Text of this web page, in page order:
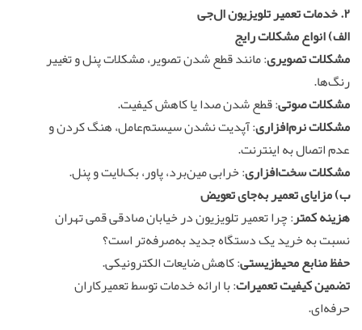
۲. خدمات تعمیر تلویزیون ال‌جی
الف) انواع مشکلات رایج
مشکلات تصویری: مانند قطع شدن تصویر، مشکلات پنل و تغییر
رنگ‌ها.
مشکلات صوتی: قطع شدن صدا یا کاهش کیفیت.
مشکلات نرم‌افزاری: آپدیت نشدن سیستم‌عامل، هنگ کردن و
عدم اتصال به اینترنت.
مشکلات سخت‌افزاری: خرابی مین‌برد، پاور، بک‌لایت و پنل.
ب) مزایای تعمیر به‌جای تعویض
هزینه کمتر: چرا تعمیر تلویزیون در خیابان صادقی قمی تهران
نسبت به خرید یک دستگاه جدید به‌صرفه‌تر است؟
حفظ منابع محیط‌زیستی: کاهش ضایعات الکترونیکی.
تضمین کیفیت تعمیرات: با ارائه خدمات توسط تعمیرکاران
حرفه‌ای.